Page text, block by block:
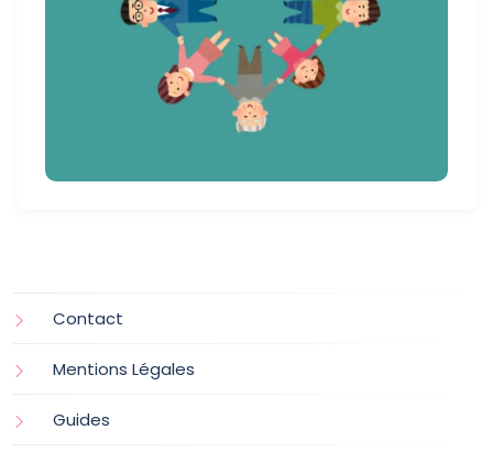
Contact
Mentions Légales
Guides